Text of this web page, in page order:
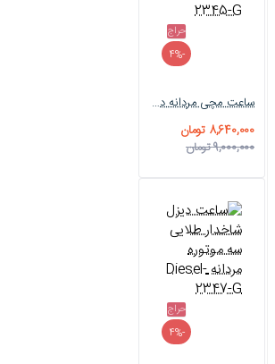
حراج
-4%
ساعت مچی مردانه دیزل مدل Diesel-2345-G
8,640,000 تومان
9,000,000 تومان
حراج
-4%